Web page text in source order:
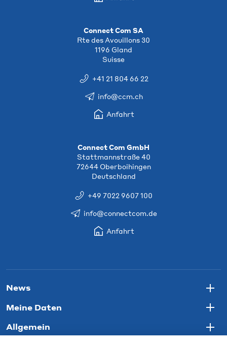
Connect Com SA
Rte des Avouillons 30
1196 Gland
Suisse
+41 21 804 66 22
info@ccm.ch
Anfahrt
Connect Com GmbH
Stattmannstraße 40
72644 Oberboihingen
Deutschland
+49 7022 9607 100
info@connectcom.de
Anfahrt
News
Meine Daten
Allgemein